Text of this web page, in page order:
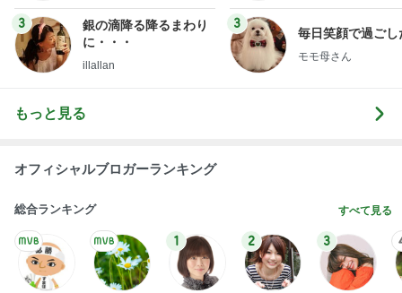
3
銀の滴降る降るまわり
に・・・
illallan
3
毎日笑顔で過ごし
モモ母さん
もっと見る
オフィシャルブロガーランキング
総合ランキング すべて見る
1 2 3